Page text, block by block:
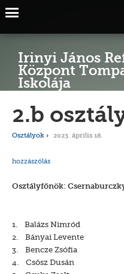
Irinyi János
Központ
Iskolája
2.b
Osztályok 2023. április 18.
hozzászólás
Osztályfőnök:
1. Balázs Nimród
2. Bányai Levente
3. Bencze Zsófia
4. Csősz Dusán